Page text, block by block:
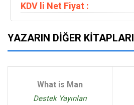
KDV li Net Fiyat :
YAZARIN DIĞER KITAPLARI
What is Man
Destek Yayınları